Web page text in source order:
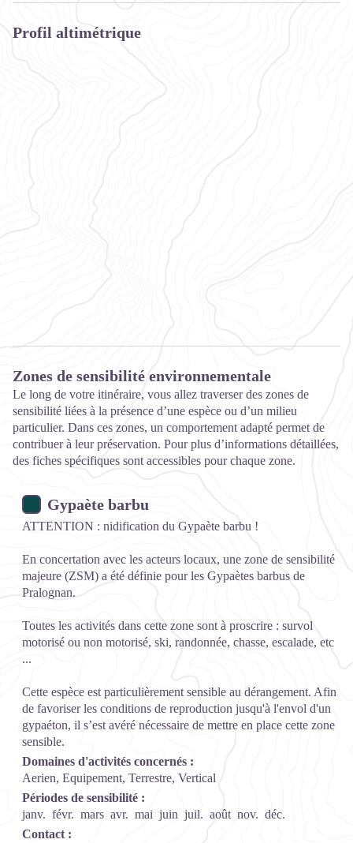
Profil altimétrique
Zones de sensibilité environnementale
Le long de votre itinéraire, vous allez traverser des zones de
sensibilité liées à la présence d’une espèce ou d’un milieu
particulier. Dans ces zones, un comportement adapté permet de
contribuer à leur préservation. Pour plus d’informations détaillées,
des fiches spécifiques sont accessibles pour chaque zone.
Gypaète barbu
ATTENTION : nidification du Gypaète barbu !
En concertation avec les acteurs locaux, une zone de sensibilité
majeure (ZSM) a été définie pour les Gypaètes barbus de
Pralognan.
Toutes les activités dans cette zone sont à proscrire : survol
motorisé ou non motorisé, ski, randonnée, chasse, escalade, etc
...
Cette espèce est particulièrement sensible au dérangement. Afin
de favoriser les conditions de reproduction jusqu'à l'envol d'un
gypaéton, il s’est avéré nécessaire de mettre en place cette zone
sensible.
Domaines d'activités concernés :
Aerien, Equipement, Terrestre, Vertical
Périodes de sensibilité :
janv. févr. mars avr. mai juin juil. août nov. déc.
Contact :